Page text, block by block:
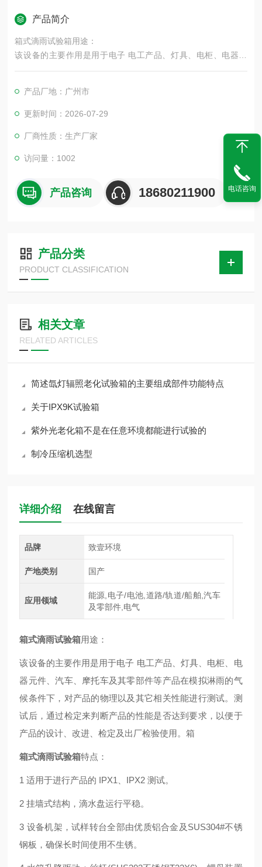
产品简介
箱式滴雨试验箱用途：
该设备的主要作用是用于电子 电工产品、灯具、电柜、电器元
件、汽车、摩托车及其零部件等产品在模拟淋雨的气候条件下，
判断产品的性能是否达到要求，以便于产品的设计、改进、检定
及出厂检验使用。
产品厂地：广州市
更新时间：2026-07-29
厂商性质：生产厂家
访问量：1002
产品咨询 18680211900
产品分类
PRODUCT CLASSIFICATION
相关文章
RELATED ARTICLES
简述氙灯辐照老化试验箱的主要组成部件功能特点
关于IPX9K试验箱
紫外光老化箱不是在任意环境都能进行试验的
制冷压缩机选型
详细介绍 在线留言
品牌 致壹环境
产地类别 国产
应用领域
能源,电子/电池,道路/轨道/船舶,汽车
及零部件,电气
箱式滴雨试验箱用途：
该设备的主要作用是用于电子 电工产品、灯具、电柜、电
器元件、汽车、摩托车及其零部件等产品在模拟淋雨的气
候条件下，对产品的物理以及其它相关性能进行测试。测
试后，通过检定来判断产品的性能是否达到要求，以便于
产品的设计、改进、检定及出厂检验使用。箱
箱式滴雨试验箱特点：
1 适用于进行产品的 IPX1、IPX2 测试。
2 挂墙式结构，滴水盘运行平稳。
3 设备机架，试样转台全部由优质铝合金及SUS304#不锈
钢板，确保长时间使用不生锈。
电话咨询